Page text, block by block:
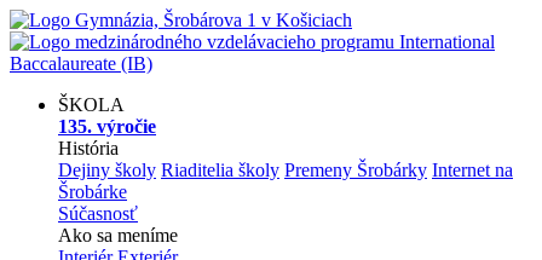
ŠKOLA
135. výročie
História
Dejiny školy Riaditelia školy Premeny Šrobárky Internet na
Šrobárke
Súčasnosť
Ako sa meníme